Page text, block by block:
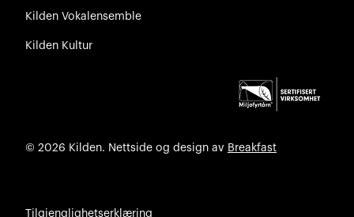
Kilden Vokalensemble
Kilden Kultur
© 2026 Kilden. Nettside og design av Breakfast
Tilgjenglighetserklæring